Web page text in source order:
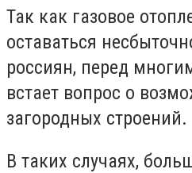
Так как газовое
оставаться
россиян, перед
встает вопрос о
загородных строений.
В таких случаях,